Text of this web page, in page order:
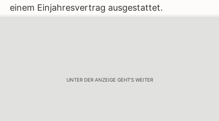
einem Einjahresvertrag ausgestattet.
UNTER DER ANZEIGE GEHT'S WEITER